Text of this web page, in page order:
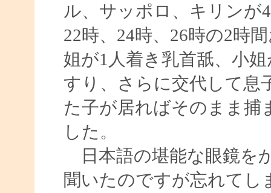
ル、サッポロ、キリンが
22時、24時、26時の2時
姐が1人着き乳首舐、小
すり、さらに交代して息
た子が居ればそのまま捕
した。
日本語の堪能な眼鏡を
聞いたのですが忘れてし